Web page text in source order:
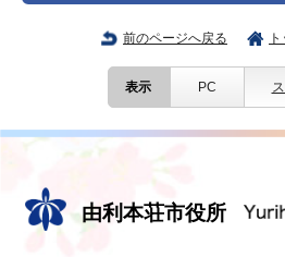
前のページへ戻る
表示 PC
由利本荘市役所